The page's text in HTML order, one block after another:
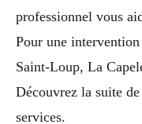
professionnel vous
Pour une
Saint-Loup, La
Découvrez la suite
services.